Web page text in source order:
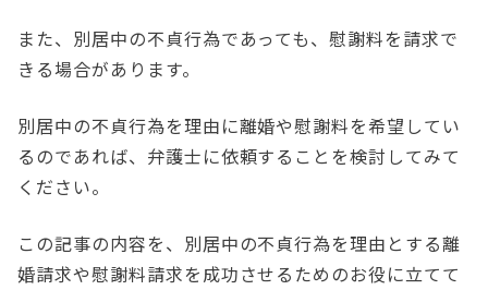
また、別居中の不貞行為であっても、慰謝料を請求で
きる場合があります。
別居中の不貞行為を理由に離婚や慰謝料を希望してい
るのであれば、弁護士に依頼することを検討してみて
ください。
この記事の内容を、別居中の不貞行為を理由とする離
婚請求や慰謝料請求を成功させるためのお役に立てて